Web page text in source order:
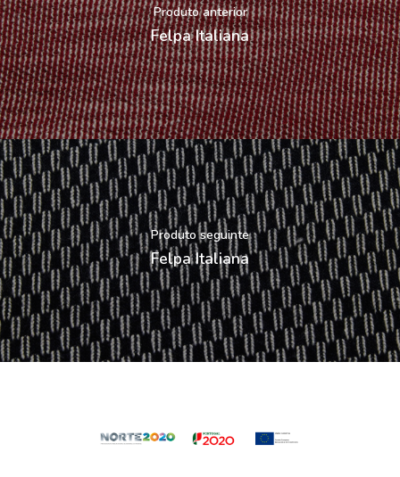
Produto anterior
Felpa Italiana
Produto seguinte
Felpa Italiana